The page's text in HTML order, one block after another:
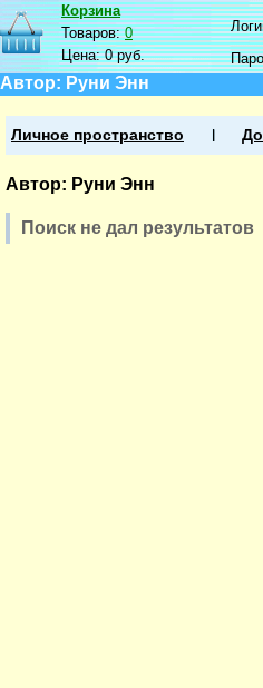
Корзина
Товаров:0
Цена:0 руб.
Автор: Руни Энн
Личное пространство
Автор: Руни Энн
Поиск не дал результатов